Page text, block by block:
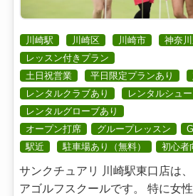
川崎駅 川崎区 川崎市
神奈
レッスン付きプラン
土日祝営業
平日限定プランあり
レンタルクラブあり
レンタルシュ
レンタルグローブあり
オープン打席
グループレッスン
駅近
駐車場あり（無料） 初心者
サンクチュアリ 川崎駅東口店は
アゴルフスクールです。 特に女